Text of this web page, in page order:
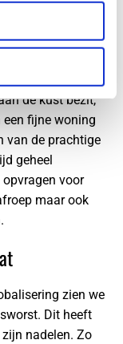
30 jaar actief.
de kust bezit,
fijne woning
van de prachtige
geheel
voor
maar ook
zien we
Dit heeft
nadelen. Zo